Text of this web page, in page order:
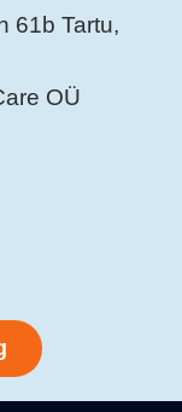
61b Tartu,
OÜ